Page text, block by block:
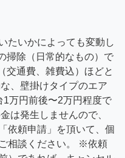
たいかによっても変動し
掃除（日常的なもの）で
交通費、雑費込）ほどと
、壁掛けタイプのエア
1万円前後〜2万円程度で
は発生しませんので、
依頼申請」を頂いて、個
相談ください。 ※依頼